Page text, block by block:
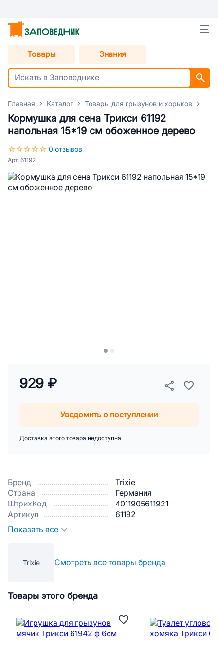
Товары Знания
Главная Каталог Товары для грызунов и хорьков
Кормушка для сена Трикси 61192
напольная 15*19 см обоженное дерево
0 отзывов
Арт. 61192
Бренд
Trixie
Страна
Германия
ШтрихКод
4011905611921
Артикул
61192
Показать все
Trixie Смотреть все товары бренда
929 ₽
Уведомить о поступлении
Доставка этого товара недоступна
Товары этого бренда